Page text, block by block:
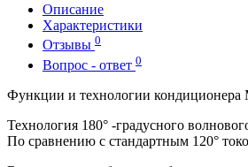
Описание
Характеристики
Отзывы 0
Вопрос - ответ 0
Функции и технологии
Технология 180° -градусного
По сравнению с стандартным 120°